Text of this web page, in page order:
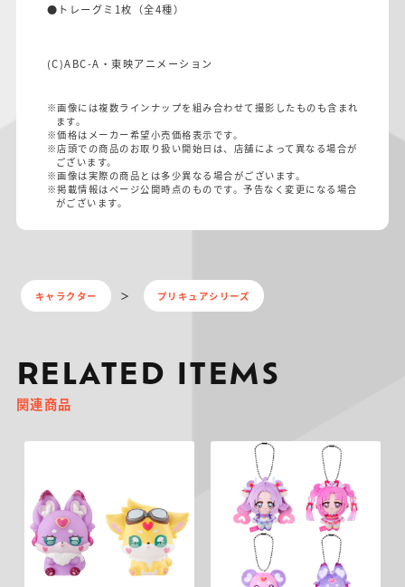
●トレーグミ1枚（全4種）
(C)ABC-A・東映アニメーション
※画像には複数ラインナップを組み合わせて撮影したものも含まれ
ます。
※価格はメーカー希望小売価格表示です。
※店頭での商品のお取り扱い開始日は、店舗によって異なる場合が
ございます。
※画像は実際の商品とは多少異なる場合がございます。
※掲載情報はページ公開時点のものです。予告なく変更になる場合
がございます。
キャラクター プリキュアシリーズ
RELATED ITEMS
関連商品